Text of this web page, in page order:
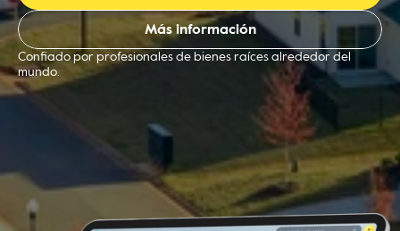
Más información
Confiado por profesionales de bienes raíces alrededor del
mundo.